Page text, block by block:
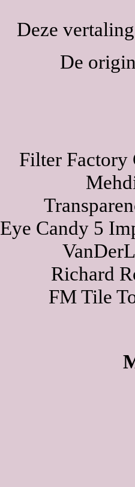
Deze
De
Filter
Eye Candy 5
Richard
FM Tile